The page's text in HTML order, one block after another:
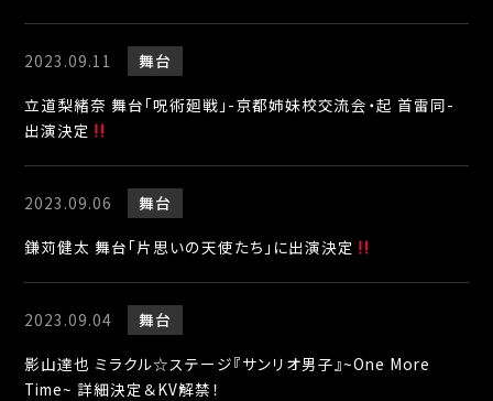
2023.09.11
舞台
立道梨緒奈 舞台「呪術廻戦」-京都姉妹校交流会・起 首雷同-
出演決定
2023.09.06
舞台
鎌苅健太 舞台「片思いの天使たち」に出演決定
2023.09.04
舞台
影山達也 ミラクル☆ステージ『サンリオ男子』~One More
Time~ 詳細決定＆KV解禁！